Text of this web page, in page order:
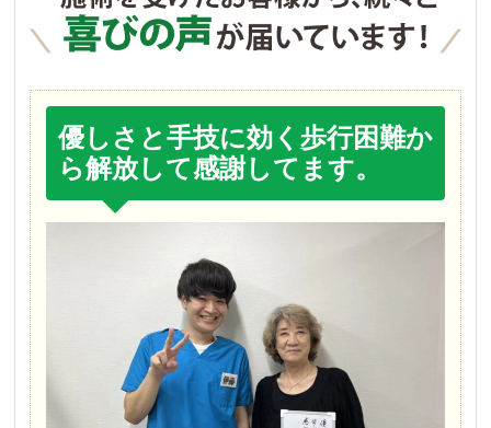
優しさと手技に効く歩行困難か
ら解放して感謝してます。